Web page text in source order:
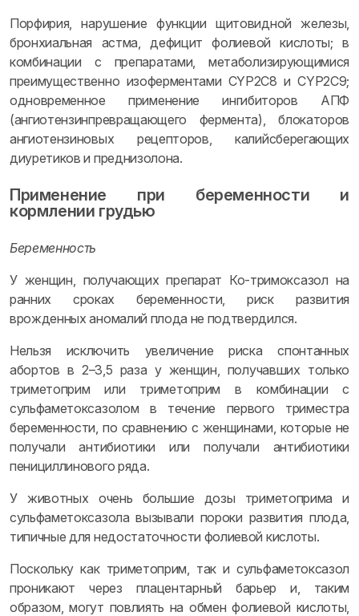
Порфирия, нарушение функции щитовидной железы,
бронхиальная астма, дефицит фолиевой кислоты; в
комбинации с препаратами, метаболизирующимися
преимущественно изоферментами CYP2C8 и CYP2C9;
одновременное применение ингибиторов АПФ
(ангиотензинпревращающего фермента), блокаторов
ангиотензиновых рецепторов, калийсберегающих
диуретиков и преднизолона.
Применение при беременности и
кормлении грудью
Беременность
У женщин, получающих препарат Ко-тримоксазол на
ранних сроках беременности, риск развития
врожденных аномалий плода не подтвердился.
Нельзя исключить увеличение риска спонтанных
абортов в 2–3,5 раза у женщин, получавших только
триметоприм или триметоприм в комбинации с
сульфаметоксазолом в течение первого триместра
беременности, по сравнению с женщинами, которые не
получали антибиотики или получали антибиотики
пенициллинового ряда.
У животных очень большие дозы триметоприма и
сульфаметоксазола вызывали пороки развития плода,
типичные для недостаточности фолиевой кислоты.
Поскольку как триметоприм, так и сульфаметоксазол
проникают через плацентарный барьер и, таким
образом, могут повлиять на обмен фолиевой кислоты,